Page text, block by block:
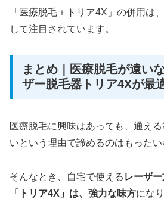
「医療脱毛＋トリア4X」の併用は
して注目されています。
まとめ｜医療脱毛が遠い
ザー脱毛器トリア4Xが最
医療脱毛に興味はあっても、通え
いという理由で諦めるのはもったい
そんなとき、自宅で使える レーザ
「トリア4X」は、強力な味方にな